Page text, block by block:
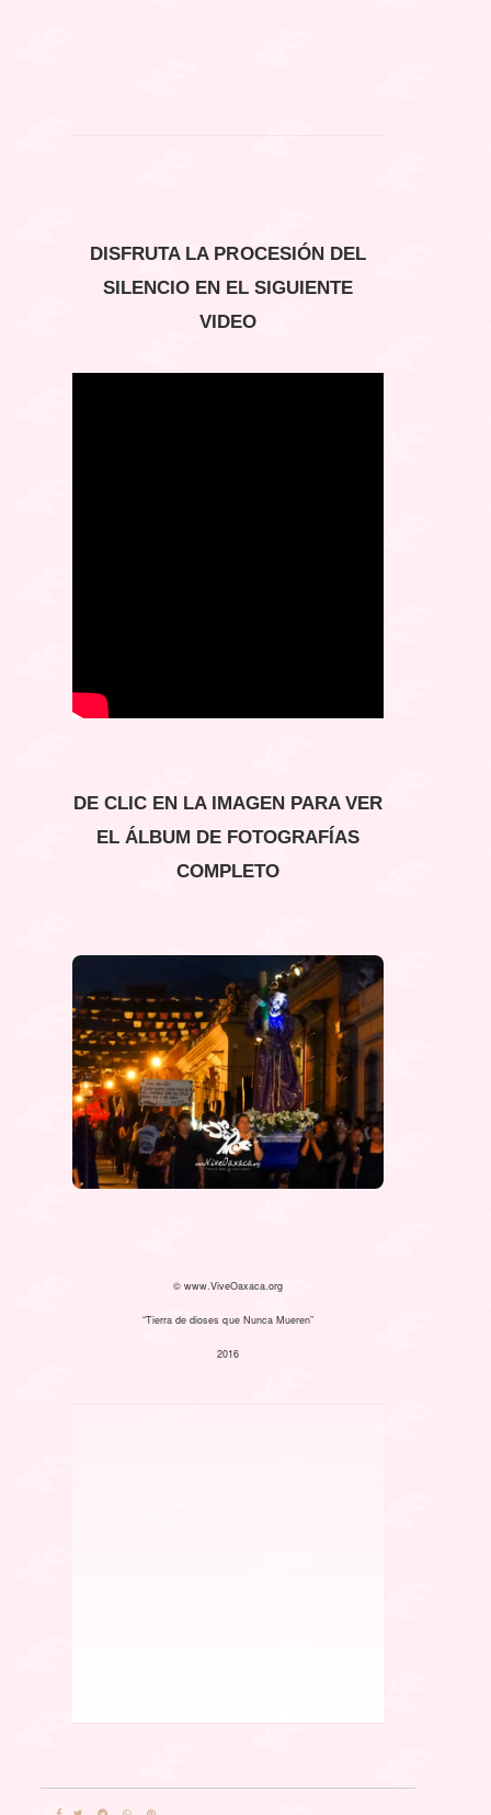
DISFRUTA LA PROCESIÓN DEL
SILENCIO EN EL SIGUIENTE
VIDEO
DE CLIC EN LA IMAGEN PARA VER
EL ÁLBUM DE FOTOGRAFÍAS
COMPLETO
© www.ViveOaxaca.org
“Tierra de dioses que Nunca Mueren”
2016